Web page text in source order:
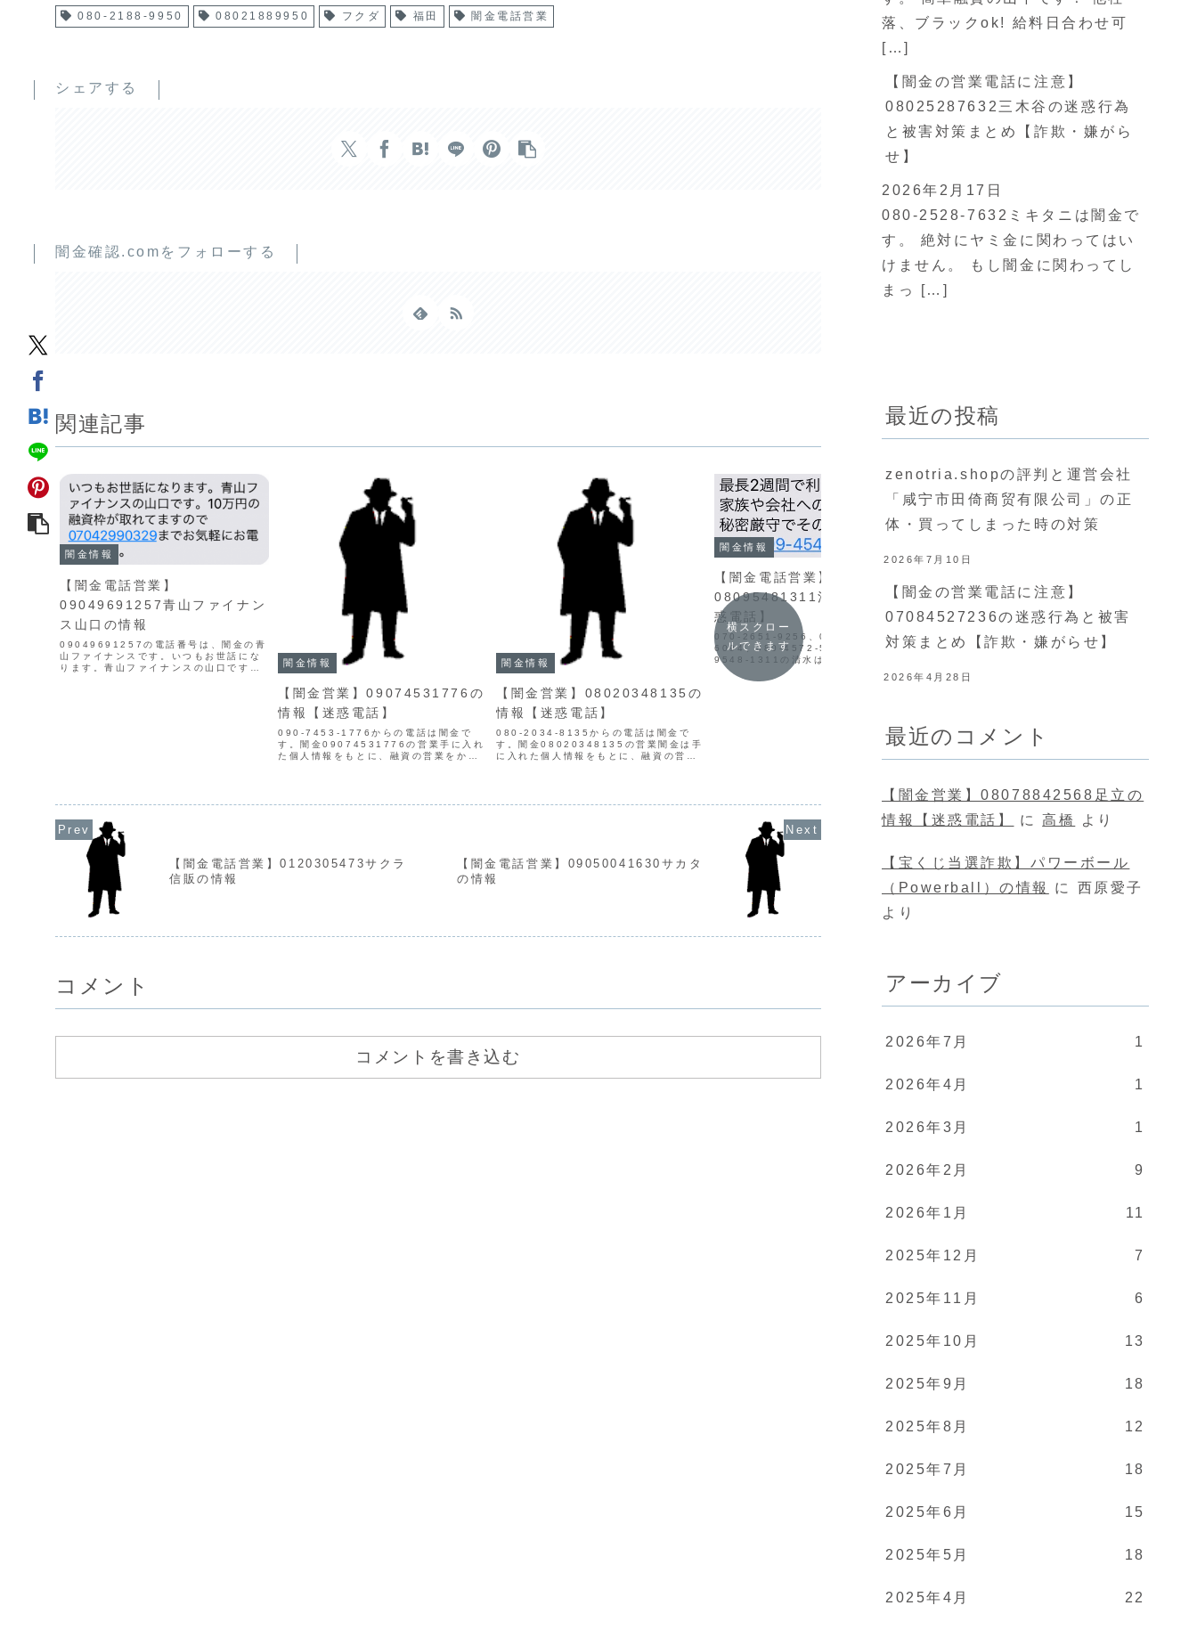
080-2188-9950 08021889950 フクダ 福田 闇金電話営業
シェアする
闇金確認.comをフォローする
関連記事
闇金情報
【闇金電話営業】
09049691257青山ファイナン
ス山口の情報
09049691257の電話番号は、闇金の青
山ファイナンスです。いつもお世話にな
ります。青山ファイナンスの山口です。
闇金情報
【闇金営業】09074531776の
情報【迷惑電話】
090-7453-1776からの電話は闇金で
す。闇金09074531776の営業手に入れ
た個人情報をもとに、融資の営業をかけ
り、嫌が...
闇金情報
【闇金営業】08020348135の
情報【迷惑電話】
080-2034-8135からの電話は闇金で
す。闇金08020348135の営業闇金は手
に入れた個人情報をもとに、融資の営業
嫌がらせ...
闇金情報
【闇金電話営業】
08095481311清水の情報【迷
惑電話】
070-2651-9256、080-9245-
6094、080-4572-5491、080-
9548-1311の清水は闇金です。闇金サ
イトで申し込みをしてしまうと、個人情
報がヤミ金や詐欺業者に拡散します。こ
090-2288-8490からの着信はヤミ金で
す。闇金は個人情報を不正に入手し、電
は行われません。申込を断ると迷惑料の
請求や、恫喝し...
横スクロー
ルできます
【闇金電話営業】0120305473サクラ
信販の情報
【闇金電話営業】09050041630サカタ
の情報
コメント
コメントを書き込む
落、ブラックok! 給料日合わせ可
[…]
【闇金の営業電話に注意】
08025287632三木谷の迷惑行為
と被害対策まとめ【詐欺・嫌がら
せ】
2026年2月17日
080-2528-7632ミキタニは闇金で
す。 絶対にヤミ金に関わってはい
けません。 もし闇金に関わってし
まっ […]
最近の投稿
zenotria.shopの評判と運営会社
「咸宁市田倚商贸有限公司」の正
体・買ってしまった時の対策
2026年7月10日
【闇金の営業電話に注意】
07084527236の迷惑行為と被害
対策まとめ【詐欺・嫌がらせ】
2026年4月28日
最近のコメント
【闇金営業】08078842568足立の
情報【迷惑電話】
に高橋 より
【宝くじ当選詐欺】パワーボール
（Powerball）の情報
に 西原愛子
より
アーカイブ
2026年7月 1
2026年4月 1
2026年3月 1
2026年2月 9
2026年1月 11
2025年12月 7
2025年11月 6
2025年10月 13
2025年9月 18
2025年8月 12
2025年7月 18
2025年6月 15
2025年5月 18
2025年4月 22